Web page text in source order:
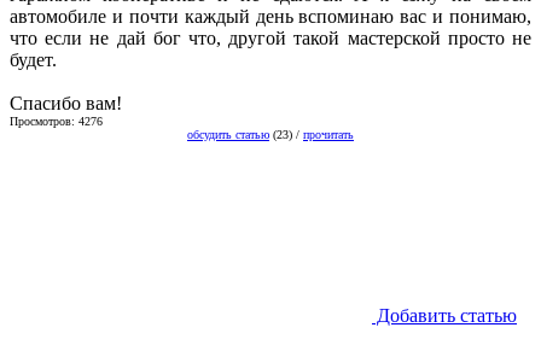
автомобиле и почти каждый день вспоминаю вас и понимаю,
что если не дай бог что, другой такой мастерской просто не
будет.
Спасибо вам!
Просмотров: 4276
обсудить статью (23) / прочитать
Добавить статью